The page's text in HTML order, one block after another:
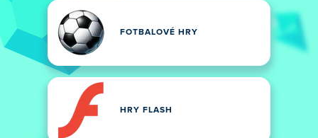
FOTBALOVÉ HRY
HRY FLASH